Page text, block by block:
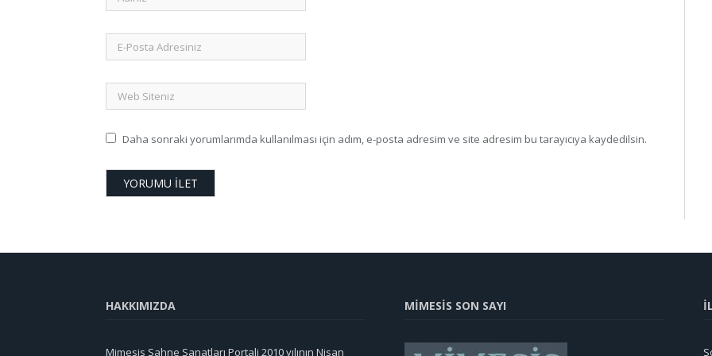
Daha sonraki yorumlarımda kullanılması için adım, e-posta adresim ve site adresim bu tarayıcıya kaydedilsin.
HAKKIMIZDA
Mimesis Sahne Sanatları Portali 2010 yılının Nisan
MİMESİS SON SAYI